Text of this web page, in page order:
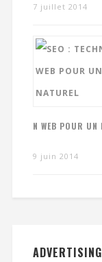
7 juillet 2014
N WEB POUR UN
9 juin 2014